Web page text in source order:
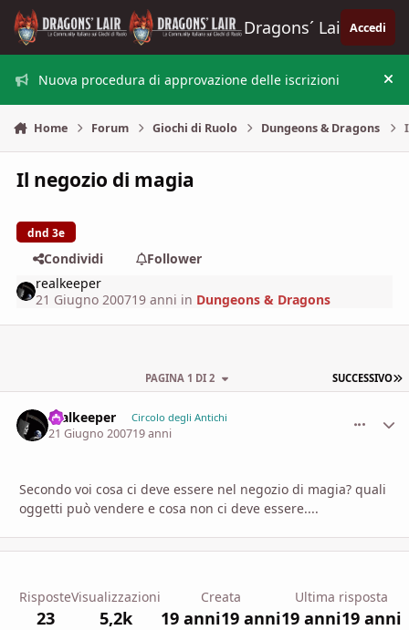
Vai al contenuto
Dragons´ Lair Accedi
Nuova procedura di approvazione delle iscrizioni
Home Forum Giochi di Ruolo Dungeons & Dragons
Il negozio di magia
dnd 3e
Condividi
Follower
realkeeper
21 Giugno 200719 anni in Dungeons & Dragons
SUCCESSIVO
PAGINA 1 DI 2
realkeeper Circolo degli Antichi
21 Giugno 200719 anni
Secondo voi cosa ci deve essere nel negozio di magia? quali
oggetti può vendere e cosa non ci deve essere....
Risposte
23
Visualizzazioni
5,2k
Creata
19 anni19 anni
Ultima risposta
19 anni19 anni